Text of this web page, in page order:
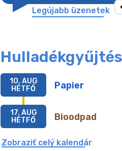
Legújabb üzenetek
Hulladékgyűjtés
Papier
10. AUG
HÉTFŐ
Bioodpad
17. AUG
HÉTFŐ
Zobraziť celý kalendár